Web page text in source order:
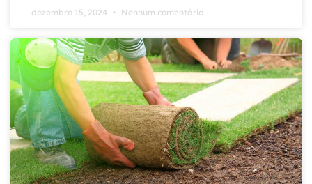
dezembro 15, 2024 Nenhum comentário